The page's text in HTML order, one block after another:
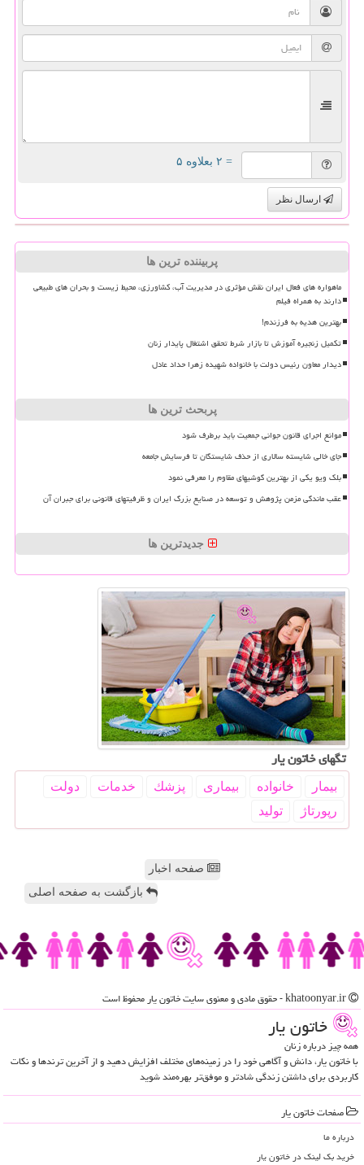
= ۲ بعلاوه ۵
ارسال نظر
پربیننده ترین ها
ماهواره های فعال ایران نقش مؤثری در مدیریت آب، کشاورزی، محیط زیست و بحران های طبیعی
دارند به همراه فیلم
بهترین هدیه به فرزندم!
تکمیل زنجیره آموزش تا بازار شرط تحقق اشتغال پایدار زنان
دیدار معاون رئیس دولت با خانواده شهیده زهرا حداد عادل
پربحث ترین ها
موانع اجرای قانون جوانی جمعیت باید برطرف شود
جای خالی شایسته سالاری از حذف شایستگان تا فرسایش جامعه
بلک ویو یکی از بهترین گوشیهای مقاوم را معرفی نمود
عقب ماندگی مزمن پژوهش و توسعه در صنایع بزرگ ایران و ظرفیتهای قانونی برای جبران آن
جدیدترین ها
تگهای خاتون یار
بیمار خانواده بیماری پزشك خدمات
دولت
رپورتاژ
تولید
صفحه اخبار
بازگشت به صفحه اصلی
خاتون یار
همه چیز درباره زنان
با خاتون یار، دانش و آگاهی خود را در زمینه‌های مختلف افزایش دهید و از آخرین ترندها و نکات
کاربردی برای داشتن زندگی شادتر و موفق‌تر بهره‌مند شوید
صفحات خاتون یار
درباره ما
خرید بک لینک در خاتون یار